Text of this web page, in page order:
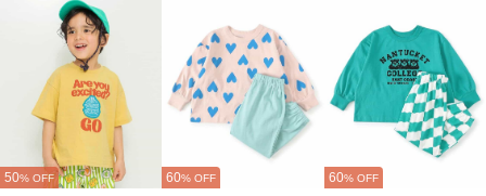
50% OFF 60% OFF 60% OFF